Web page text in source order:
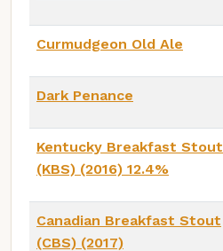
Curmudgeon Old Ale
Dark Penance
Kentucky Breakfast Stout
(KBS) (2016) 12.4%
Canadian Breakfast Stout
(CBS) (2017)